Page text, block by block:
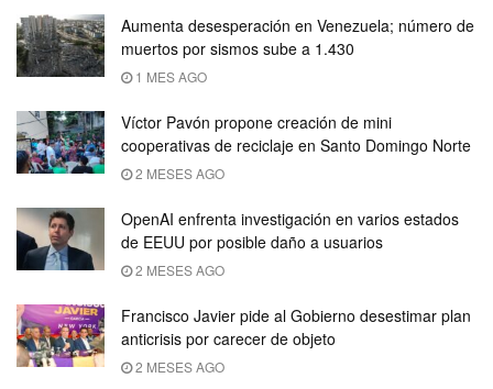
Aumenta desesperación en Venezuela; número de
muertos por sismos sube a 1.430
1 MES AGO
Víctor Pavón propone creación de mini
cooperativas de reciclaje en Santo Domingo Norte
2 MESES AGO
OpenAI enfrenta investigación en varios estados
de EEUU por posible daño a usuarios
2 MESES AGO
Francisco Javier pide al Gobierno desestimar plan
anticrisis por carecer de objeto
2 MESES AGO